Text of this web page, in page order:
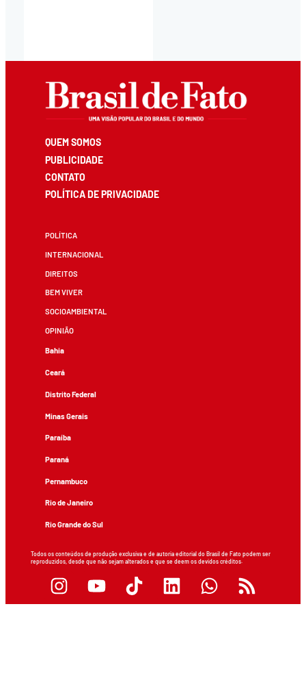
QUEM SOMOS
PUBLICIDADE
CONTATO
POLÍTICA DE PRIVACIDADE
POLÍTICA
INTERNACIONAL
DIREITOS
BEM VIVER
SOCIOAMBIENTAL
OPINIÃO
Bahia
Ceará
Distrito Federal
Minas Gerais
Paraíba
Paraná
Pernambuco
Rio de Janeiro
Rio Grande do Sul
Todos os conteúdos de produção exclusiva e de autoria editorial do Brasil de Fato podem ser
reproduzidos, desde que não sejam alterados e que se deem os devidos créditos.